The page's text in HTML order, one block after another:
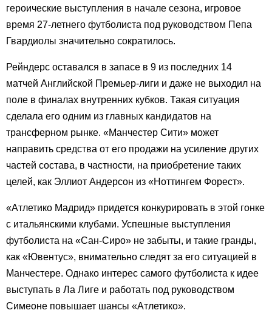
героические выступления в начале сезона, игровое
время 27-летнего футболиста под руководством Пепа
Гвардиолы значительно сократилось.
Рейндерс оставался в запасе в 9 из последних 14
матчей Английской Премьер-лиги и даже не выходил на
поле в финалах внутренних кубков. Такая ситуация
сделала его одним из главных кандидатов на
трансферном рынке. «Манчестер Сити» может
направить средства от его продажи на усиление других
частей состава, в частности, на приобретение таких
целей, как Эллиот Андерсон из «Ноттингем Форест».
«Атлетико Мадрид» придется конкурировать в этой гонке
с итальянскими клубами. Успешные выступления
футболиста на «Сан-Сиро» не забыты, и такие гранды,
как «Ювентус», внимательно следят за его ситуацией в
Манчестере. Однако интерес самого футболиста к идее
выступать в Ла Лиге и работать под руководством
Симеоне повышает шансы «Атлетико».